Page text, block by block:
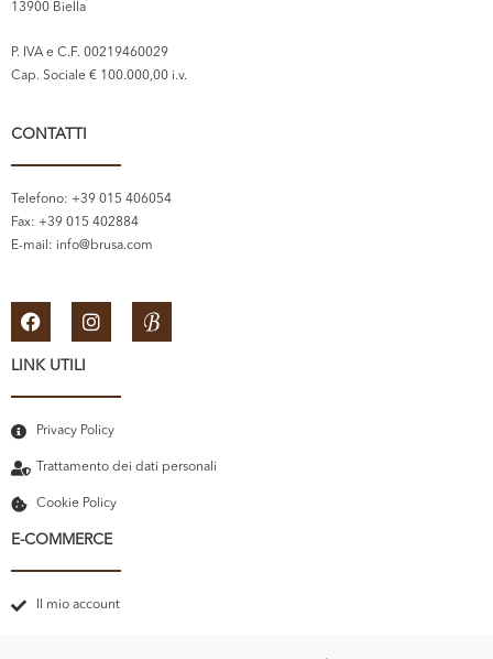
13900 Biella
P. IVA e C.F. 00219460029
Cap. Sociale € 100.000,00 i.v.
CONTATTI
Telefono: +39 015 406054
Fax: +39 015 402884
E-mail: info@brusa.com
LINK UTILI
Privacy Policy
Trattamento dei dati personali
Cookie Policy
E-COMMERCE
Il mio account